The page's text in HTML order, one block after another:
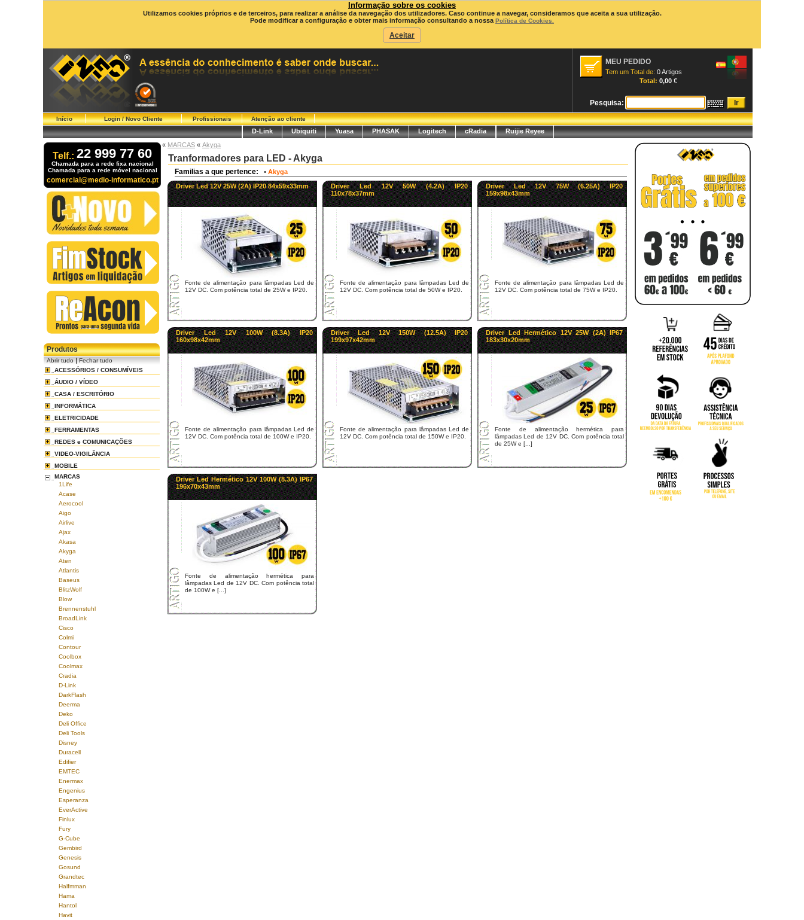
Informação sobre os cookies
Utilizamos cookies próprios e de terceiros, para realizar a análise da navegação dos utilizadores. Caso continue a navegar, consideramos que aceita a sua utilização.
Pode modificar a configuração e obter mais informação consultando a nossa Política de Cookies.
Aceitar
MEU PEDIDO
Tem um Total de: 0 Artigos
Total: 0,00 €
Pesquisa:
Início Login / Novo Cliente Profissionais Atenção ao cliente
D-Link Ubiquiti Yuasa PHASAK Logitech cRadia Ruijie Reyee
Telf.: 22 999 77 60
Chamada para a rede fixa nacional
Chamada para a rede móvel nacional
comercial@medio-informatico.pt
Produtos
Abrir tudo|Fechar tudo
ACESSÓRIOS / CONSUMÍVEIS
ÁUDIO / VÍDEO
CASA / ESCRITÓRIO
INFORMÁTICA
ELETRICIDADE
FERRAMENTAS
REDES e COMUNICAÇÕES
VIDEO-VIGILÂNCIA
MOBILE
MARCAS
1Life
Acase
Aerocool
Aigo
Airlive
Ajax
Akasa
Akyga
Aten
Atlantis
Baseus
BlitzWolf
Blow
Brennenstuhl
BroadLink
Cisco
Colmi
Contour
Coolbox
Coolmax
Cradia
D-Link
DarkFlash
Deerma
Deko
Deli Office
Deli Tools
Disney
Duracell
Edifier
EMTEC
Enermax
Engenius
Esperanza
EverActive
Finlux
Fury
G-Cube
Gembird
Genesis
Gosund
Grandtec
Halfmman
Hama
Hantol
Havit
« MARCAS « Akyga
Tranformadores para LED - Akyga
Familias a que pertence: • Akyga
Driver Led 12V 25W (2A) IP20 84x59x33mm
Fonte de alimentação para lâmpadas Led de
12V DC. Com potência total de 25W e IP20.
Driver Led 12V 50W (4.2A) IP20
110x78x37mm
Fonte de alimentação para lâmpadas Led de
12V DC. Com potência total de 50W e IP20.
Driver Led 12V 75W (6.25A) IP20
159x98x43mm
Fonte de alimentação para lâmpadas Led de
12V DC. Com potência total de 75W e IP20.
Driver Led 12V 100W (8.3A) IP20
160x98x42mm
Fonte de alimentação para lâmpadas Led de
12V DC. Com potência total de 100W e IP20.
Driver Led 12V 150W (12.5A) IP20
199x97x42mm
Fonte de alimentação para lâmpadas Led de
12V DC. Com potência total de 150W e IP20.
Driver Led Hermético 12V 25W (2A) IP67
183x30x20mm
Fonte de alimentação hermética para
lâmpadas Led de 12V DC. Com potência total
de 25W e [...]
Driver Led Hermético 12V 100W (8.3A) IP67
196x70x43mm
Fonte de alimentação hermética para
lâmpadas Led de 12V DC. Com potência total
de 100W e [...]